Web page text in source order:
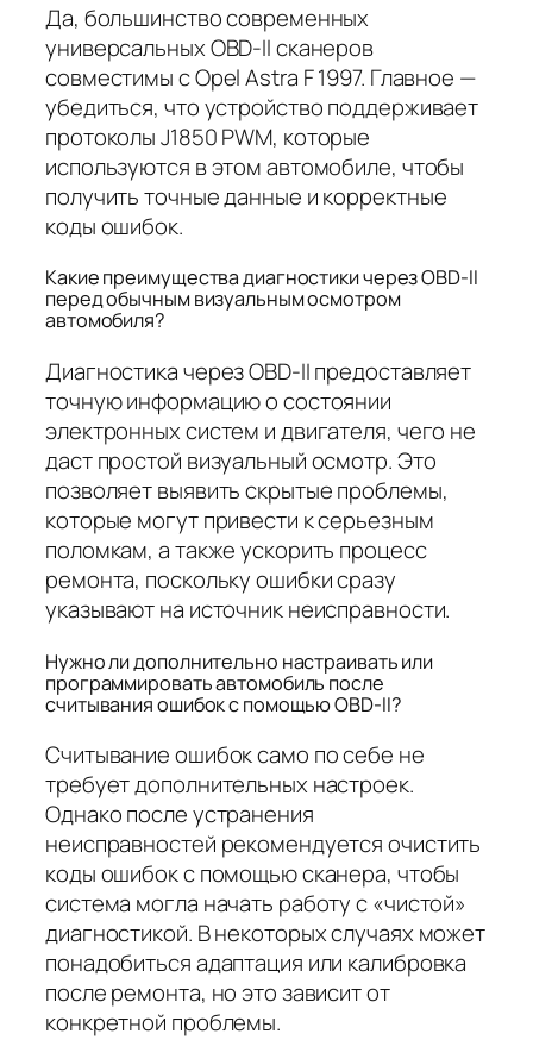
Да, большинство современных
универсальных OBD-II сканеров
совместимы с Opel Astra F 1997. Главное —
убедиться, что устройство поддерживает
протоколы J1850 PWM, которые
используются в этом автомобиле, чтобы
получить точные данные и корректные
коды ошибок.
Какие преимущества диагностики через OBD-II
перед обычным визуальным осмотром
автомобиля?
Диагностика через OBD-II предоставляет
точную информацию о состоянии
электронных систем и двигателя, чего не
даст простой визуальный осмотр. Это
позволяет выявить скрытые проблемы,
которые могут привести к серьезным
поломкам, а также ускорить процесс
ремонта, поскольку ошибки сразу
указывают на источник неисправности.
Нужно ли дополнительно настраивать или
программировать автомобиль после
считывания ошибок с помощью OBD-II?
Считывание ошибок само по себе не
требует дополнительных настроек.
Однако после устранения
неисправностей рекомендуется очистить
коды ошибок с помощью сканера, чтобы
система могла начать работу с «чистой»
диагностикой. В некоторых случаях может
понадобиться адаптация или калибровка
после ремонта, но это зависит от
конкретной проблемы.